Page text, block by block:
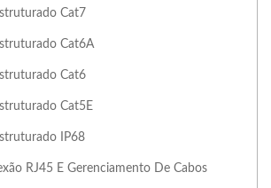
Cat7
Cat6A
Cat6
Cat5E
IP68
RJ45 E Gerenciamento De Cabos